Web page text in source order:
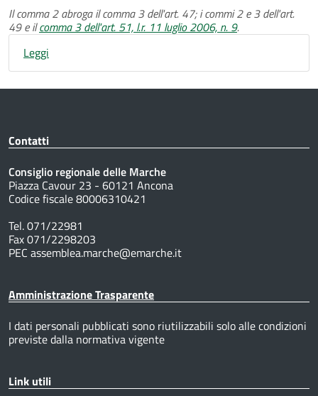
Il comma 2 abroga il comma 3 dell'art. 47; i commi 2 e 3 dell'art.
49 e ilcomma 3 dell'art. 51, l.r. 11 luglio 2006, n. 9.
Leggi
Contatti
Consiglio regionale delle Marche
Piazza Cavour 23 - 60121 Ancona
Codice fiscale 80006310421
Tel. 071/22981
Fax 071/2298203
PEC assemblea.marche@emarche.it
Amministrazione Trasparente
I dati personali pubblicati sono riutilizzabili solo alle condizioni
previste dalla normativa vigente
Link utili